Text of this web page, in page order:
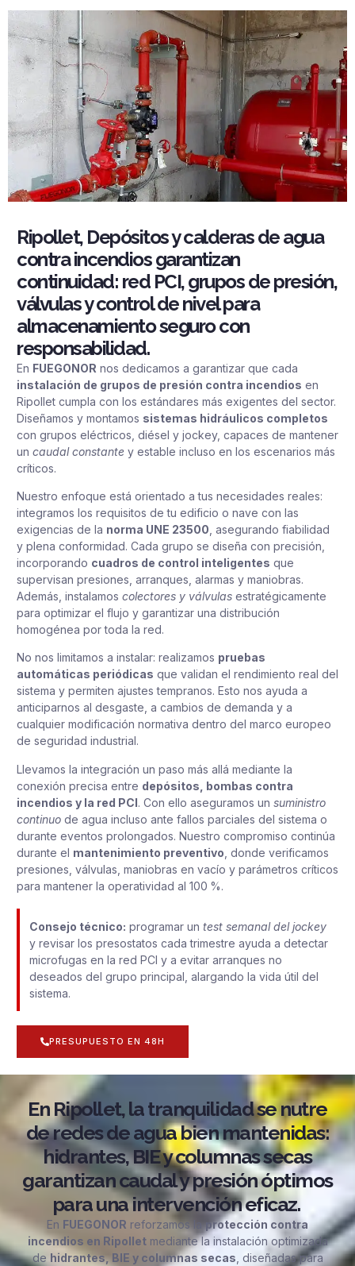
Ripollet, Depósitos y calderas de agua
contra incendios garantizan
continuidad: red PCI, grupos de presión,
válvulas y control de nivel para
almacenamiento seguro con
responsabilidad.
En FUEGONOR nos dedicamos a garantizar que cada
instalación de grupos de presión contra incendios en
Ripollet cumpla con los estándares más exigentes del sector.
Diseñamos y montamos sistemas hidráulicos completos
con grupos eléctricos, diésel y jockey, capaces de mantener
un caudal constante y estable incluso en los escenarios más
críticos.
Nuestro enfoque está orientado a tus necesidades reales:
integramos los requisitos de tu edificio o nave con las
exigencias de la norma UNE 23500 , asegurando fiabilidad
y plena conformidad. Cada grupo se diseña con precisión,
incorporando cuadros de control inteligentes que
supervisan presiones, arranques, alarmas y maniobras.
Además, instalamos colectores y válvulas estratégicamente
para optimizar el flujo y garantizar una distribución
homogénea por toda la red.
No nos limitamos a instalar: realizamos pruebas
automáticas periódicas que validan el rendimiento real del
sistema y permiten ajustes tempranos. Esto nos ayuda a
anticiparnos al desgaste, a cambios de demanda y a
cualquier modificación normativa dentro del marco europeo
de seguridad industrial.
Llevamos la integración un paso más allá mediante la
conexión precisa entre depósitos, bombas contra
incendios y la red PCI. Con ello aseguramos un suministro
continuo de agua incluso ante fallos parciales del sistema o
durante eventos prolongados. Nuestro compromiso continúa
durante el mantenimiento preventivo , donde verificamos
presiones, válvulas, maniobras en vacío y parámetros críticos
para mantener la operatividad al 100 %.
Consejo técnico: programar un test semanal del jockey
y revisar los presostatos cada trimestre ayuda a detectar
microfugas en la red PCI y a evitar arranques no
deseados del grupo principal, alargando la vida útil del
sistema.
PRESUPUESTO EN 48H
En Ripollet, la tranquilidad se nutre
de redes de agua bien mantenidas:
hidrantes, BIE y columnas secas
garantizan caudal y presión óptimos
para una intervención eficaz.
En FUEGONOR reforzamos laprotección contra
incendios en Ripolletmediante la instalación optimizada
de hidrantes, BIE y columnas secas , diseñadas para